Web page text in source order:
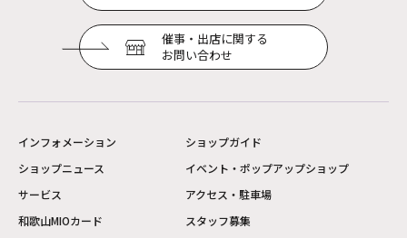
催事・出店に関する
お問い合わせ
インフォメーション
ショップガイド
ショップニュース
イベント・ポップアップショップ
サービス
アクセス・駐車場
和歌山MIOカード
スタッフ募集